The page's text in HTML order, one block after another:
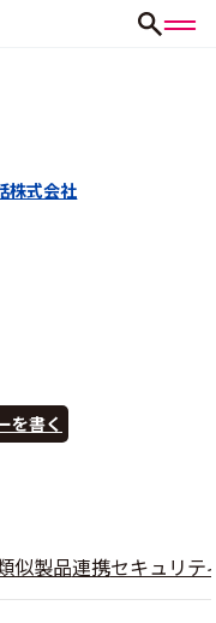
株式会社
を書く
似製品連携セキュリテ